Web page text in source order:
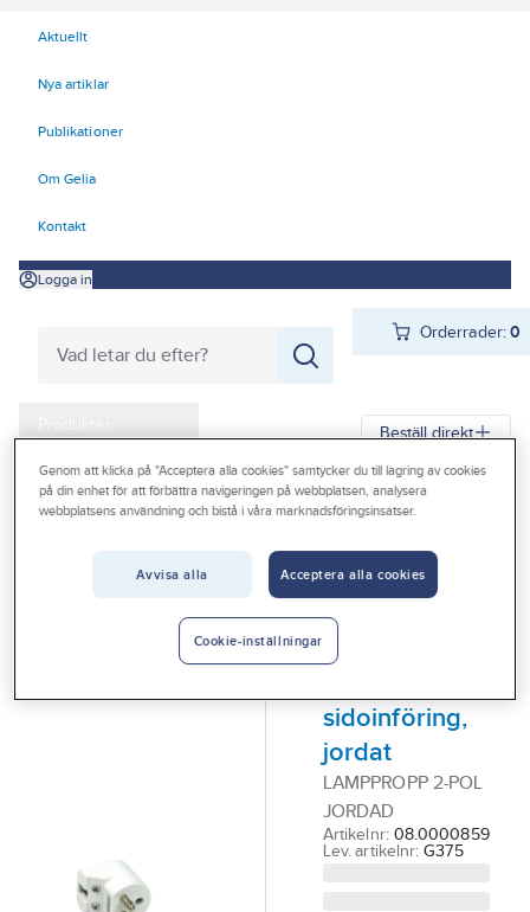
Aktuellt
Nya artiklar
Publikationer
Om Gelia
Kontakt
Logga in
Orderrader:0
Produkter
Kampanjer
Outlet
Beställ direkt
Gelia Produkter Gelia El Belysning
Interiörarmaturer
Lamppropp
för sladd, 2-
sidoinföring,
jordat
LAMPPROPP 2-POL
JORDAD
Artikelnr: 08.0000859
Lev. artikelnr: G375
Genom att klicka på "Acceptera alla cookies" samtycker du till lagring av cookies
på din enhet för att förbättra navigeringen på webbplatsen, analysera
webbplatsens användning och bistå i våra marknadsföringsinsatser.
Avvisa alla Acceptera alla cookies
Cookie-inställningar